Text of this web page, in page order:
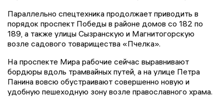
Параллельно спецтехника продолжает приводить в
порядок проспект Победы в районе домов со 182 по
189, а также улицы Сызранскую и Магнитогорскую
возле садового товарищества «Пчелка».
На проспекте Мира рабочие сейчас выравнивают
бордюры вдоль трамвайных путей, а на улице Петра
Панина вовсю обустраивают совершенно новую и
удобную пешеходную зону возле православного храма.